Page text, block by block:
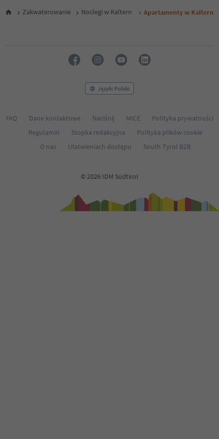
Zakwaterowanie Noclegi w Kaltern Apartamenty w Kaltern
Język: Polski
FAQ Dane kontaktowe Naciśnij MICE
Polityka prywatności
Regulamin
Stopka redakcyjna
Polityka plików cookie
O nas
Ułatwieniach dostępu South Tyrol B2B
© 2026 IDM Südtirol